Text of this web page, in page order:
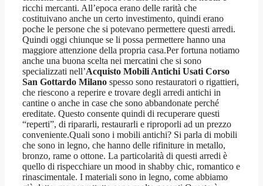
ricchi mercanti. All’epoca erano delle rarità che
costituivano anche un certo investimento, quindi erano
poche le persone che si potevano permettere questi arredi.
Quindi oggi chiunque se li possa permettere hanno una
maggiore attenzione della propria casa.Per fortuna notiamo
anche una buona scelta nei mercatini che si sono
specializzati nell’Acquisto Mobili Antichi Usati Corso
San Gottardo Milano spesso sono restauratori o rigattieri,
che riescono a reperire e trovare degli arredi antichi in
cantine o anche in case che sono abbandonate perché
ereditate. Questo consente quindi di recuperare questi
“reperti”, di ripararli, restaurarli e riproporli ad un prezzo
conveniente.Quali sono i mobili antichi? Si parla di mobili
che sono in legno, che hanno delle rifiniture in metallo,
bronzo, rame o ottone. La particolarità di questi arredi è
quello di rispecchiare un mood in shabby chic, romantico e
rinascimentale. I materiali sono in legno, come abbiamo